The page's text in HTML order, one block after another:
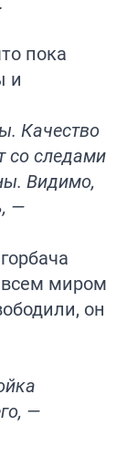
пока
и
Качество
со следами
Видимо,
—
всем миром
он
—